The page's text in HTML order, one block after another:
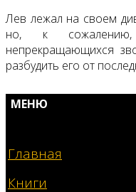
Лев лежал на своем
но, к
непрекращающихся
разбудить его от
МЕНЮ
Главная
Книги